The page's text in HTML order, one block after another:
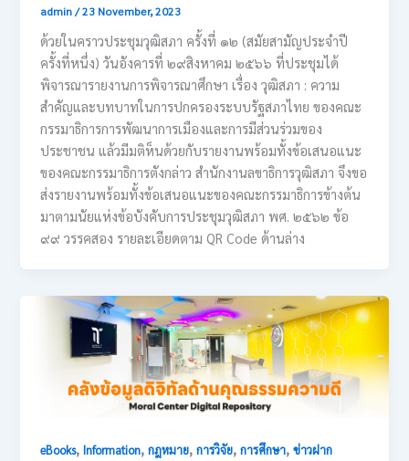
admin/23 November, 2023
ด้วยในคราวประชุมวุฒิสภา ครั้งที่ ๑๒ (สมัยสามัญประจำปี
ครั้งที่หนึ่ง) วันอังคารที่ ๒๙สิงหาคม ๒๕๖๖ ที่ประชุมได้
พิจารณารายงานการพิจารณาศึกษา เรื่อง วุฒิสภา : ความ
สำคัญและบทบาทในการปกครองระบบรัฐสภาไทย ของคณะ
กรรมาธิการการพัฒนาการเมืองและการมีส่วนร่วมของ
ประชาชน แล้วมีมติห็นด้วยกับรายงานพร้อมทั้งข้อเสนอแนะ
ของคณะกรรมาธิการตังกล่าว สำนักงานลขาธิการวุฒิสภา จึงขอ
ส่งรายงานพร้อมทั้งข้อเสนอแนะของคณะกรรมาธิการข้างต้น
มาตามนัยแห่งข้อบังคับการประชุมวุฒิสภา พศ. ๒๕๖๒ ข้อ
๙๙ วรรคสอง รายละเอียดตาม QR Code ด้านล่าง
eBooks,Information,กฎหมาย,การวิจัย,การศึกษา,ข่าวฝาก